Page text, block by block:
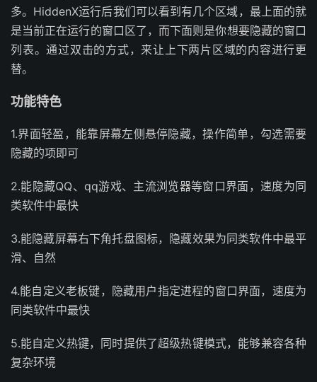
多。HiddenX运行后我们可以看到有几个区域，最上面的就
是当前正在运行的窗口区了，而下面则是你想要隐藏的窗口
列表。通过双击的方式，来让上下两片区域的内容进行更
替。
功能特色
1.界面轻盈，能靠屏幕左侧悬停隐藏，操作简单，勾选需要
隐藏的项即可
2.能隐藏QQ、qq游戏、主流浏览器等窗口界面，速度为同
类软件中最快
3.能隐藏屏幕右下角托盘图标，隐藏效果为同类软件中最平
滑、自然
4.能自定义老板键，隐藏用户指定进程的窗口界面，速度为
同类软件中最快
5.能自定义热键，同时提供了超级热键模式，能够兼容各种
复杂环境